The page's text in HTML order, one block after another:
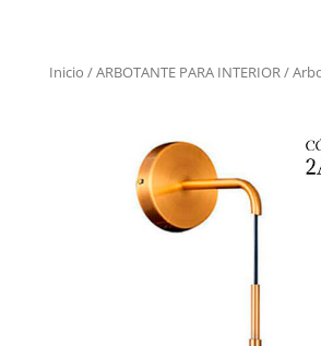
Inicio /ARBOTANTE PARA INTERIOR/